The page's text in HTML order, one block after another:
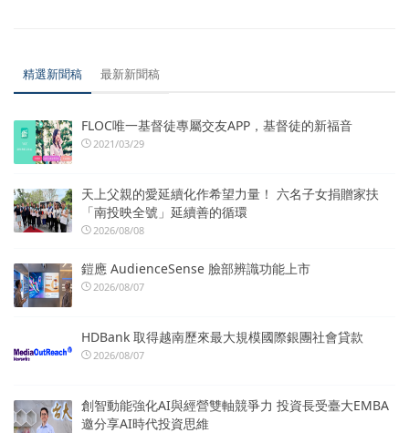
精選新聞稿 最新新聞稿
FLOC唯一基督徒專屬交友APP，基督徒的新福音
2021/03/29
天上父親的愛延續化作希望力量！ 六名子女捐贈家扶
「南投映全號」延續善的循環
2026/08/08
鎧應 AudienceSense 臉部辨識功能上市
2026/08/07
HDBank 取得越南歷來最大規模國際銀團社會貸款
2026/08/07
創智動能強化AI與經營雙軸競爭力 投資長受臺大EMBA
邀分享AI時代投資思維